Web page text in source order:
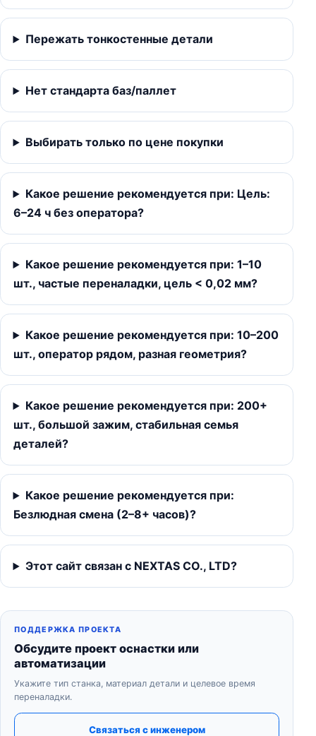
ПОДДЕРЖКА ПРОЕКТА
Обсудите проект оснастки или
автоматизации
Укажите тип станка, материал детали и целевое время
переналадки.
Связаться с инженером
Пережать тонкостенные детали
Нет стандарта баз/паллет
Выбирать только по цене покупки
Какое решение рекомендуется при: Цель:
6–24 ч без оператора?
Какое решение рекомендуется при: 1–10
шт., частые переналадки, цель < 0,02 мм?
Какое решение рекомендуется при: 10–200
шт., оператор рядом, разная геометрия?
Какое решение рекомендуется при: 200+
шт., большой зажим, стабильная семья
деталей?
Какое решение рекомендуется при:
Безлюдная смена (2–8+ часов)?
Этот сайт связан с NEXTAS CO., LTD?